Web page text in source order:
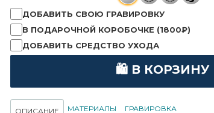
ДОБАВИТЬ СВОЮ ГРАВИРОВКУ
В ПОДАРОЧНОЙ КОРОБОЧКЕ (1800₽)
ДОБАВИТЬ СРЕДСТВО УХОДА
🛍 В КОРЗИНУ
ОПИСАНИЕ МАТЕРИАЛЫ ГРАВИРОВКА